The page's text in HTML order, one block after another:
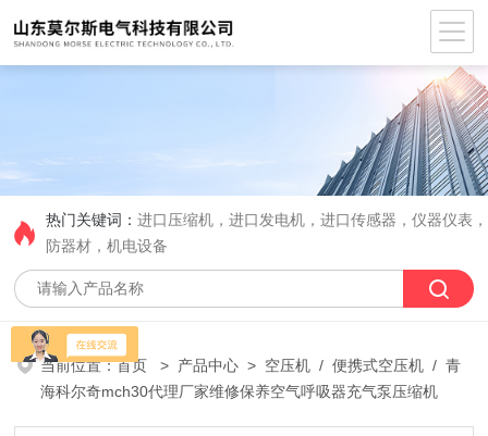
热门关键词：进口压缩机，进口发电机，进口传感器，仪器仪表
防器材，机电设备
当前位置：首页 > 产品中心 > 空压机 /便携式空压机 / 青
海科尔奇mch30代理厂家维修保养空气呼吸器充气泵压缩机